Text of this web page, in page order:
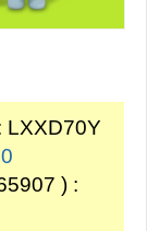
LXXD70Y
) :